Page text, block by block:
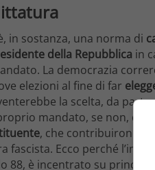
in sostanza, una norma di
della Repubblica in
La democrazia
elezioni al fine di far
la scelta, da
mandato, se non,
, che contribuirono a
fascista. Ecco perché
88, è incentrato su principi di